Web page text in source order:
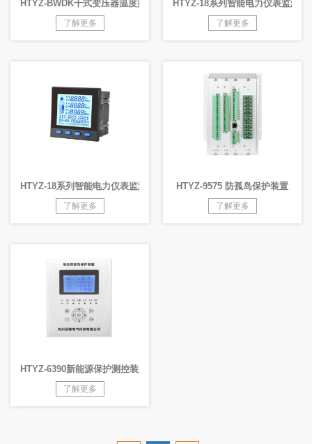
HTYZ-BWDK⼲式变压器温度控制器
了解更多
HTYZ-18系列智能电⼒仪表监测装
了解更多
HTYZ-18系列智能电⼒仪表监测装置
了解更多
HTYZ-9575 防孤岛保护装置
了解更多
HTYZ-6390新能源保护测控装置
了解更多